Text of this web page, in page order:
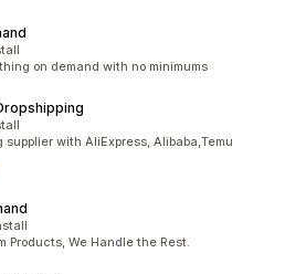
on demand with no minimums
with AliExpress, Alibaba,Temu
Products, We Handle the Rest.